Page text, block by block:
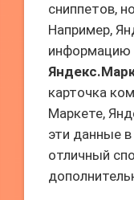
сниппетов,
Например,
информацию
карточка
Маркете,
эти данные
отличный